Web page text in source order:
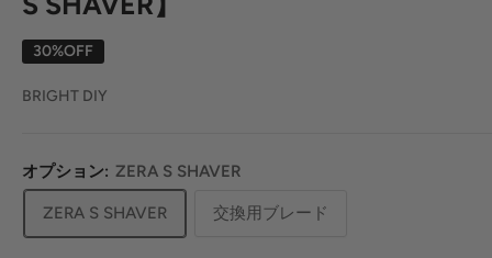
30%OFF
BRIGHT DIY
オプション: ZERA S SHAVER
ZERA S SHAVER 交換用ブレード